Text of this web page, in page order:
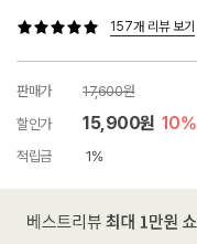
157개 리뷰 보기
판매가
17,600원
할인가
15,900원 10%
적립금 1%